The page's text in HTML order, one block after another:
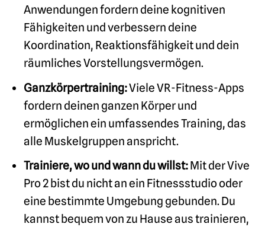
Anwendungen fordern deine kognitiven
Fähigkeiten und verbessern deine
Koordination, Reaktionsfähigkeit und dein
räumliches Vorstellungsvermögen.
Ganzkörpertraining:Viele VR-Fitness-Apps
fordern deinen ganzen Körper und
ermöglichen ein umfassendes Training, das
alle Muskelgruppen anspricht.
Trainiere, wo und wann du willst:Mit der Vive
Pro 2 bist du nicht an ein Fitnessstudio oder
eine bestimmte Umgebung gebunden. Du
kannst bequem von zu Hause aus trainieren,